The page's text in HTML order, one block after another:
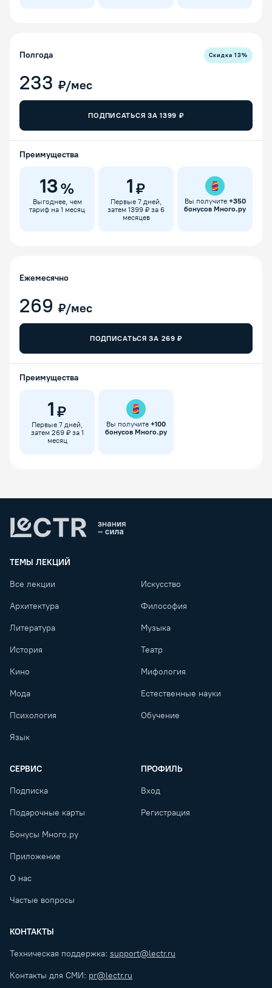
Полгода Скидка13%
233 ₽/мес
ПОДПИСАТЬСЯ ЗА1399 ₽
Преимущества
13 %
Выгоднее, чем
тариф на 1 месяц
1 ₽
Первые 7 дней,
затем 1399 ₽ за 6
месяцев
Вы получите +350
бонусов Много.ру
Ежемесячно
269 ₽/мес
ПОДПИСАТЬСЯ ЗА 269 ₽
Преимущества
1 ₽
Первые 7 дней,
затем 269 ₽ за 1
месяц
Вы получите +100
бонусов Много.ру
ТЕМЫ ЛЕКЦИЙ
Все лекции Искусство
Архитектура Философия
Литература Музыка
История Театр
Кино Мифология
Мода Естественные науки
Психология Обучение
Язык
СЕРВИС
Подписка
Подарочные карты
Бонусы Много.ру
Приложение
О нас
Частые вопросы
ПРОФИЛЬ
Вход
Регистрация
КОНТАКТЫ
Техническая поддержка: support@lectr.ru
Контакты для СМИ: pr@lectr.ru